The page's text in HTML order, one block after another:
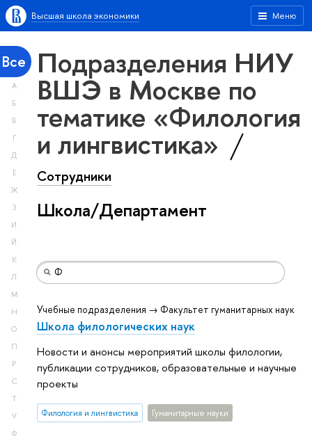
Меню
Высшая школа экономики
Все
А
Б
В
Г
Д
Е
Ж
З
И
Й
К
Л
М
Н
О
П
Р
С
Т
У
Ф
Подразделения НИУ
ВШЭ в Москве по
тематике «Филология
и лингвистика»
Сотрудники
Школа/Департамент
Учебные подразделения → Факультет гуманитарных наук
Школа филологических наук
Новости и анонсы мероприятий школы филологии,
публикации сотрудников, образовательные и научные
проекты
Филология и лингвистика Гуманитарные науки